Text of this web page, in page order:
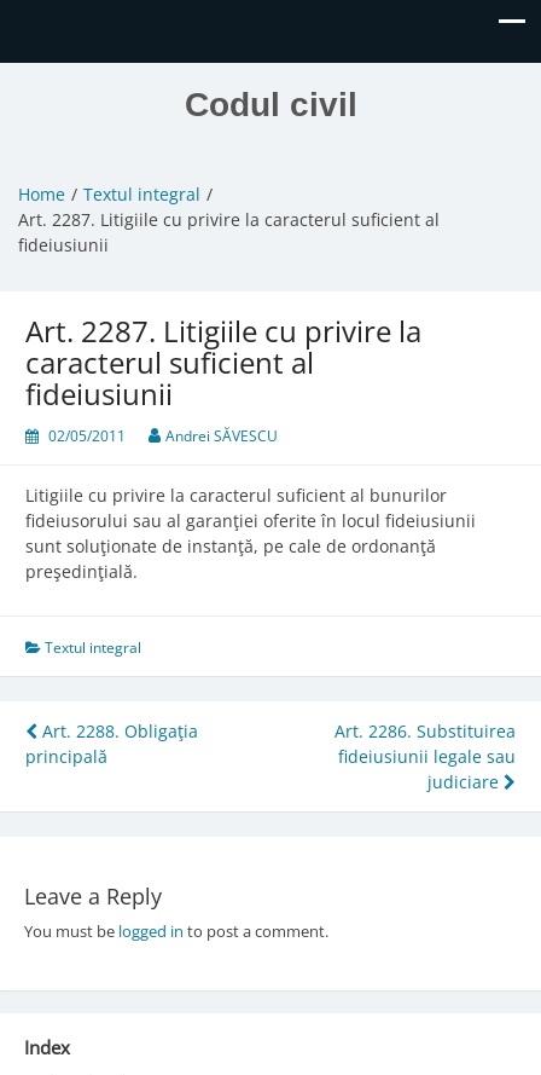
Codul civil
Home
Textul integral
Art. 2287. Litigiile cu privire la caracterul suficient al
fideiusiunii
Art. 2287. Litigiile cu privire la
caracterul suficient al
fideiusiunii
02/05/2011 Andrei SĂVESCU
Litigiile cu privire la caracterul suficient al bunurilor
fideiusorului sau al garanţiei oferite în locul fideiusiunii
sunt soluţionate de instanţă, pe cale de ordonanţă
preşedinţială.
Textul integral
Post
navigation
Art. 2288. Obligaţia
principală
Art. 2286. Substituirea
fideiusiunii legale sau
judiciare
Leave a Reply
You must be logged in to post a comment.
Index